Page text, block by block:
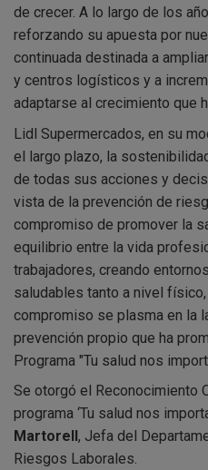
de crecer. A lo largo de los
reforzando su apuesta por
continuada destinada a
y centros logísticos y a
adaptarse al crecimiento que
Lidl Supermercados, en su
el largo plazo, la
de todas sus acciones y
vista de la prevención de
compromiso de promover la
equilibrio entre la vida
trabajadores, creando
saludables tanto a nivel
compromiso se plasma en la
prevención propio que ha
Programa "Tu salud nos
Se otorgó el Reconocimiento
programa ‘Tu salud nos
Martorell , Jefa del
Riesgos Laborales.